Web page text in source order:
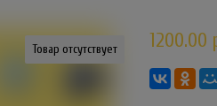
Товар отсутствует 1200.00